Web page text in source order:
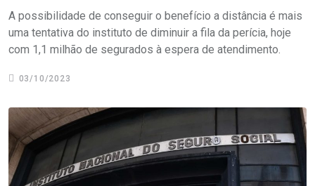
A possibilidade de conseguir o benefício a distância é mais
uma tentativa do instituto de diminuir a fila da perícia, hoje
com 1,1 milhão de segurados à espera de atendimento.
03/10/2023